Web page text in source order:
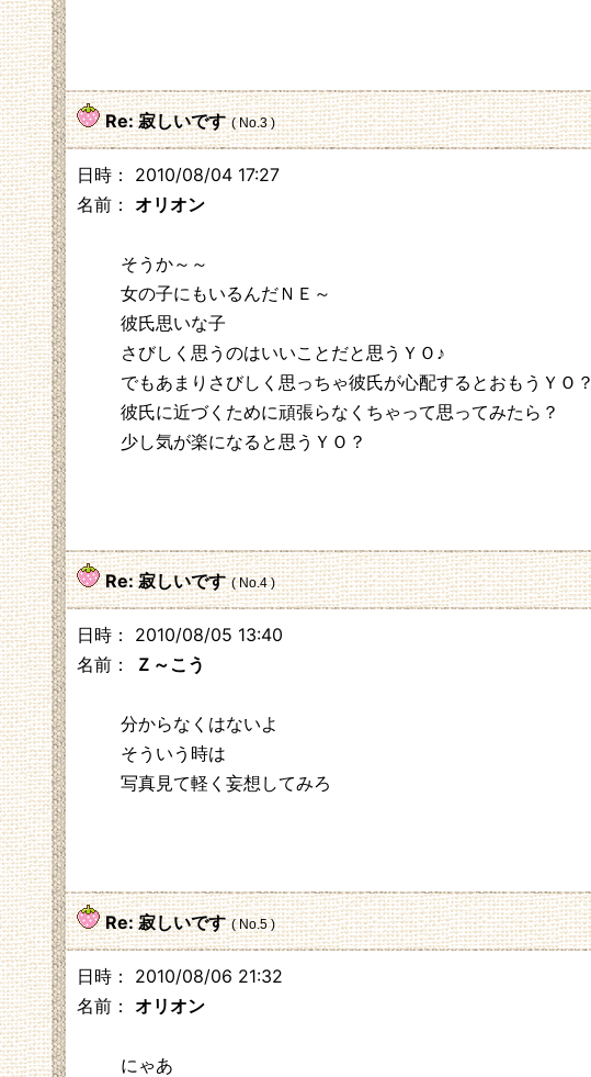
Re: 寂しいです ( No.3 )
日時： 2010/08/04 17:27
名前： オリオン
そうか～～
女の子にもいるんだＮＥ～
彼氏思いな子
さびしく思うのはいいことだと思うＹＯ♪
でもあまりさびしく思っちゃ彼氏が心配するとおもうＹＯ？
彼氏に近づくために頑張らなくちゃって思ってみたら？
少し気が楽になると思うＹＯ？
Re: 寂しいです ( No.4 )
日時： 2010/08/05 13:40
名前：
Ｚ～こう
分からなくはないよ
そういう時は
写真見て軽く妄想してみろ
Re: 寂しいです ( No.5 )
日時： 2010/08/06 21:32
名前： オリオン
にゃあ